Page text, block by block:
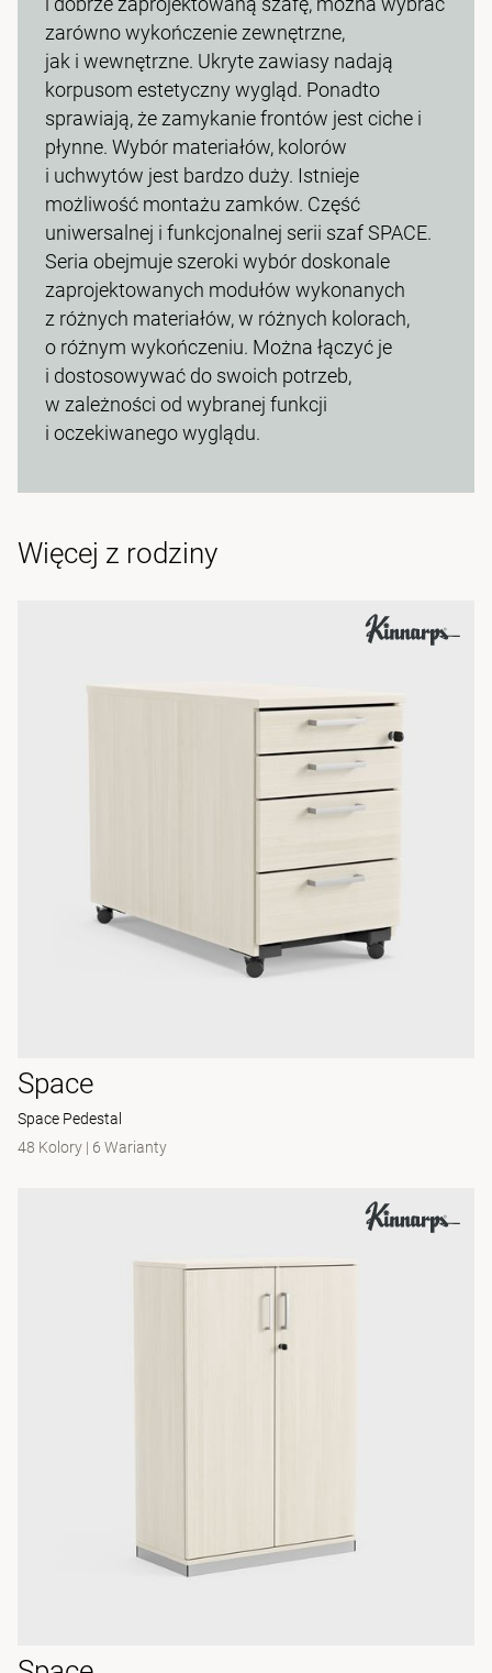
zarówno wykończenie zewnętrzne,
jak i wewnętrzne. Ukryte zawiasy nadają
korpusom estetyczny wygląd. Ponadto
sprawiają, że zamykanie frontów jest ciche i
płynne. Wybór materiałów, kolorów
i uchwytów jest bardzo duży. Istnieje
możliwość montażu zamków. Część
uniwersalnej i funkcjonalnej serii szaf SPACE.
Seria obejmuje szeroki wybór doskonale
zaprojektowanych modułów wykonanych
z różnych materiałów, w różnych kolorach,
o różnym wykończeniu. Można łączyć je
i dostosowywać do swoich potrzeb,
w zależności od wybranej funkcji
i oczekiwanego wyglądu.
Więcej z rodziny
Space
Space Pedestal
48 Kolory | 6 Warianty